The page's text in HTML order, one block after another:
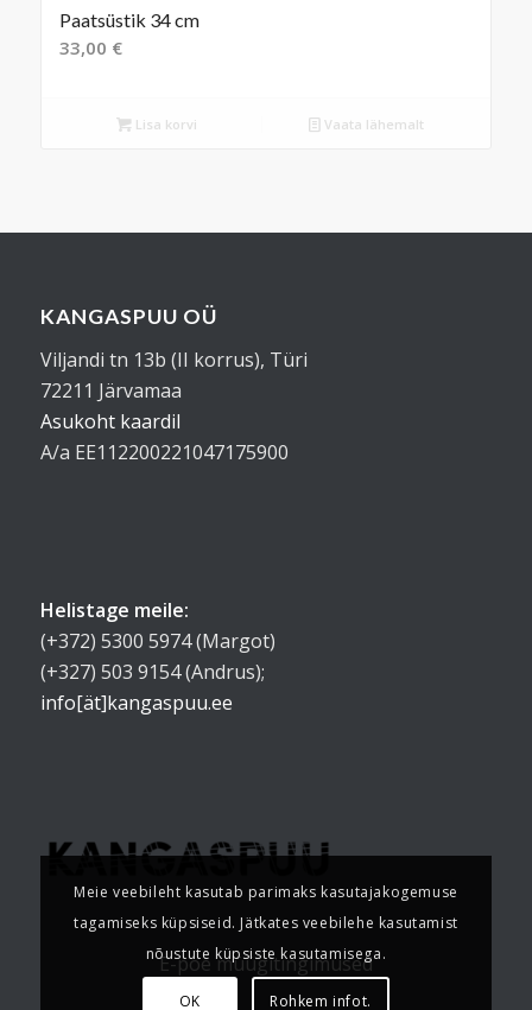
Paatsüstik 34 cm
33,00 €
Lisa korvi Vaata lähemalt
KANGASPUU OÜ
Viljandi tn 13b (II korrus), Türi
72211 Järvamaa
Asukoht kaardil
A/a EE112200221047175900
Helistage meile:
(+372) 5300 5974 (Margot)
(+327) 503 9154 (Andrus);
info[ät]kangaspuu.ee
E-poe müügitingimused
Meie veebileht kasutab parimaks kasutajakogemuse
tagamiseks küpsiseid. Jätkates veebilehe kasutamist
nõustute küpsiste kasutamisega.
OK Rohkem infot.